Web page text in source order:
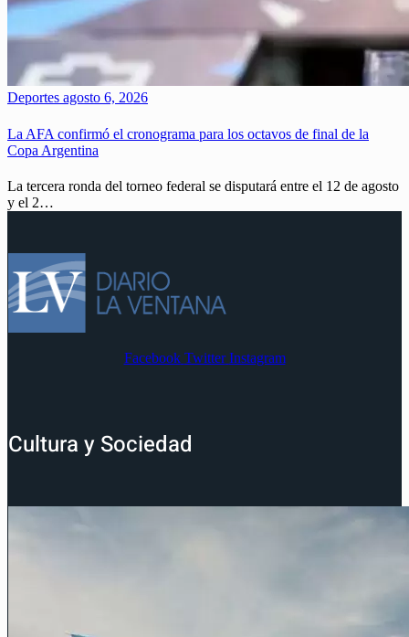
Deportes agosto 6, 2026
La AFA confirmó el cronograma para los octavos de final de la
Copa Argentina
La tercera ronda del torneo federal se disputará entre el 12 de agosto
y el 2…
Facebook Twitter Instagram
Cultura y Sociedad